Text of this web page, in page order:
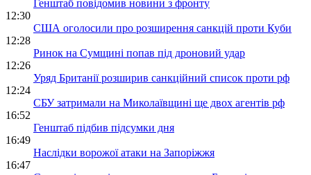
Генштаб повідомив новини з фронту
12:30
США оголосили про розширення санкцій проти Куби
12:28
Ринок на Сумщині попав під дроновий удар
12:26
Уряд Британії розширив санкційний список проти рф
12:24
СБУ затримали на Миколаївщині ще двох агентів рф
16:52
Генштаб підбив підсумки дня
16:49
Наслідки ворожої атаки на Запоріжжя
16:47